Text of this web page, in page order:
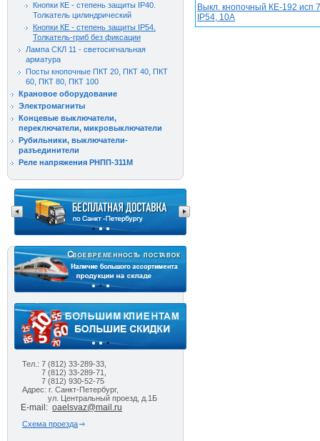
Кнопки КЕ - степень защиты IP40.
Толкатель цилиндрический
Кнопки КЕ - степень защиты IP54.
Толкатель-гриб без фиксации
Лампа СКЛ 11 - светосигнальная
арматура
Посты кнопочные ПКТ 20, ПКТ 40, ПКТ
60, ПКТ 80, ПКТ 100
Крановое оборудование
Электромагниты
Концевые выключатели,
переключатели, микровыключатели
Рубильники, выключатели-
разъединители
Реле напряжения РНПП-311М
Тел.: 7 (812) 33-289-33,
7 (812) 33-289-71,
7 (812) 930-52-75
Адрес: г. Санкт-Петербург,
ул. Центральный проезд, д.1Б
E-mail: oaelsvaz@mail.ru
Схема проезда
Выкл. кнопочный КЕ-192 исп
IP54, 10А